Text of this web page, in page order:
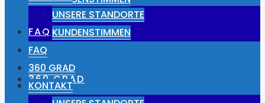
FAQ
360 GRAD
UNSERE STANDORTE
KUNDENSTIMMEN
FAQ
360 GRAD
KONTAKT